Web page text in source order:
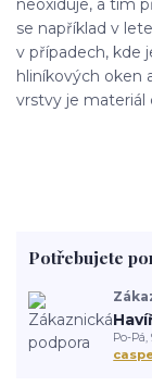
neoxiduje, a tím
se například v
v případech, kde
hliníkových oken
vrstvy je materiál
Potřebujete
Po-Pá,